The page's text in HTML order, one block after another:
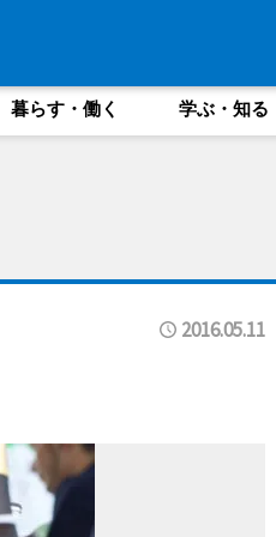
暮らす・働く 学ぶ・知る
2016.05.11